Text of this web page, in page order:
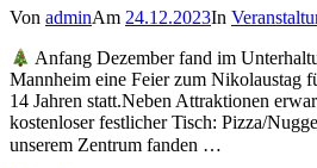
Von adminAm 24.12.2023In
Anfang Dezember fand im
Mannheim eine Feier zum Nikolaustag
14 Jahren statt.Neben Attraktionen
kostenloser festlicher Tisch: Pizza/
unserem Zentrum fanden …